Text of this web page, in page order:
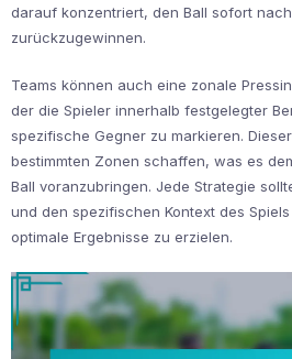
darauf konzentriert, den Ball sofort
zurückzugewinnen.
Teams können auch eine zonale
der die Spieler innerhalb festgelegter
spezifische Gegner zu markieren.
bestimmten Zonen schaffen, was es
Ball voranzubringen. Jede Strategie
und den spezifischen Kontext des
optimale Ergebnisse zu erzielen.